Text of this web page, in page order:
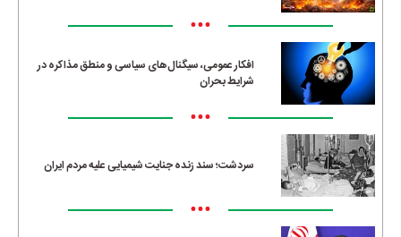
•••
افکار عمومی، سیگنال‌های سیاسی و منطق مذاکره در
شرایط بحران
•••
سردشت؛ سند زنده جنایت شیمیایی علیه مردم ایران
•••